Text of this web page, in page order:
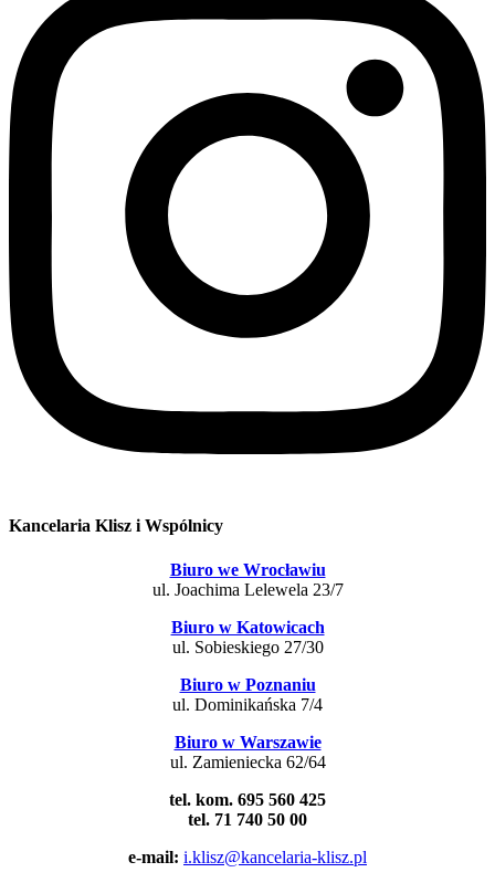
Kancelaria Klisz i Wspólnicy
Biuro we Wrocławiu
ul. Joachima Lelewela 23/7
Biuro w Katowicach
ul. Sobieskiego 27/30
Biuro w Poznaniu
ul. Dominikańska 7/4
Biuro w Warszawie
ul. Zamieniecka 62/64
tel. kom. 695 560 425
tel. 71 740 50 00
e-mail: i.klisz@kancelaria-klisz.pl